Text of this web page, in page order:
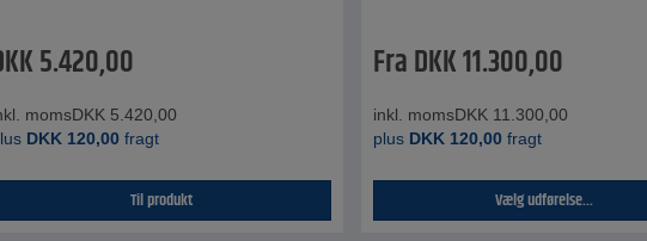
5.420,00
momsDKK 5.420,00
DKK 120,00 fragt
Til produkt
FraDKK11.300,00
inkl. momsDKK 11.300,00
plus DKK 120,00 fragt
Vælg udførelse...